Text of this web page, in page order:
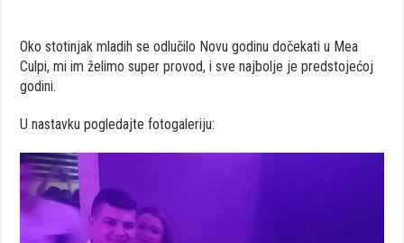
Oko stotinjak mladih se odlučilo Novu godinu dočekati u Mea
Culpi, mi im želimo super provod, i sve najbolje je predstojećoj
godini.
U nastavku pogledajte fotogaleriju: